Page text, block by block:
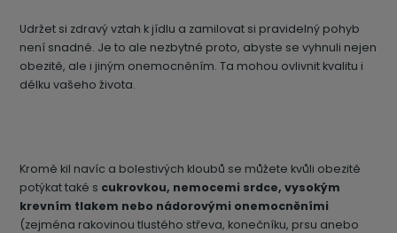
Udržet si zdravý vztah k jídlu a zamilovat si pravidelný pohyb
není snadné. Je to ale nezbytné proto, abyste se vyhnuli nejen
obezitě, ale i jiným onemocněním. Ta mohou ovlivnit kvalitu i
délku vašeho života.
Kromě kil navíc a bolestivých kloubů se můžete kvůli obezitě
potýkat také s cukrovkou, nemocemi srdce, vysokým
krevním tlakem nebo nádorovými onemocněními
(zejména rakovinou tlustého střeva, konečníku, prsu anebo